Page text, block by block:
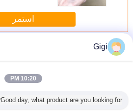
استمر
أكثر أكياس بلاستيكية قابلة لإعادة التدوير
حقيبة بلاستيكية
حقيبة بلاستيكية
Gigi
10:20 PM
Good day, what product are you looking for?